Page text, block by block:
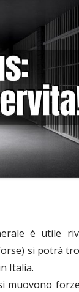
è utile
si potrà
Italia.
muovono